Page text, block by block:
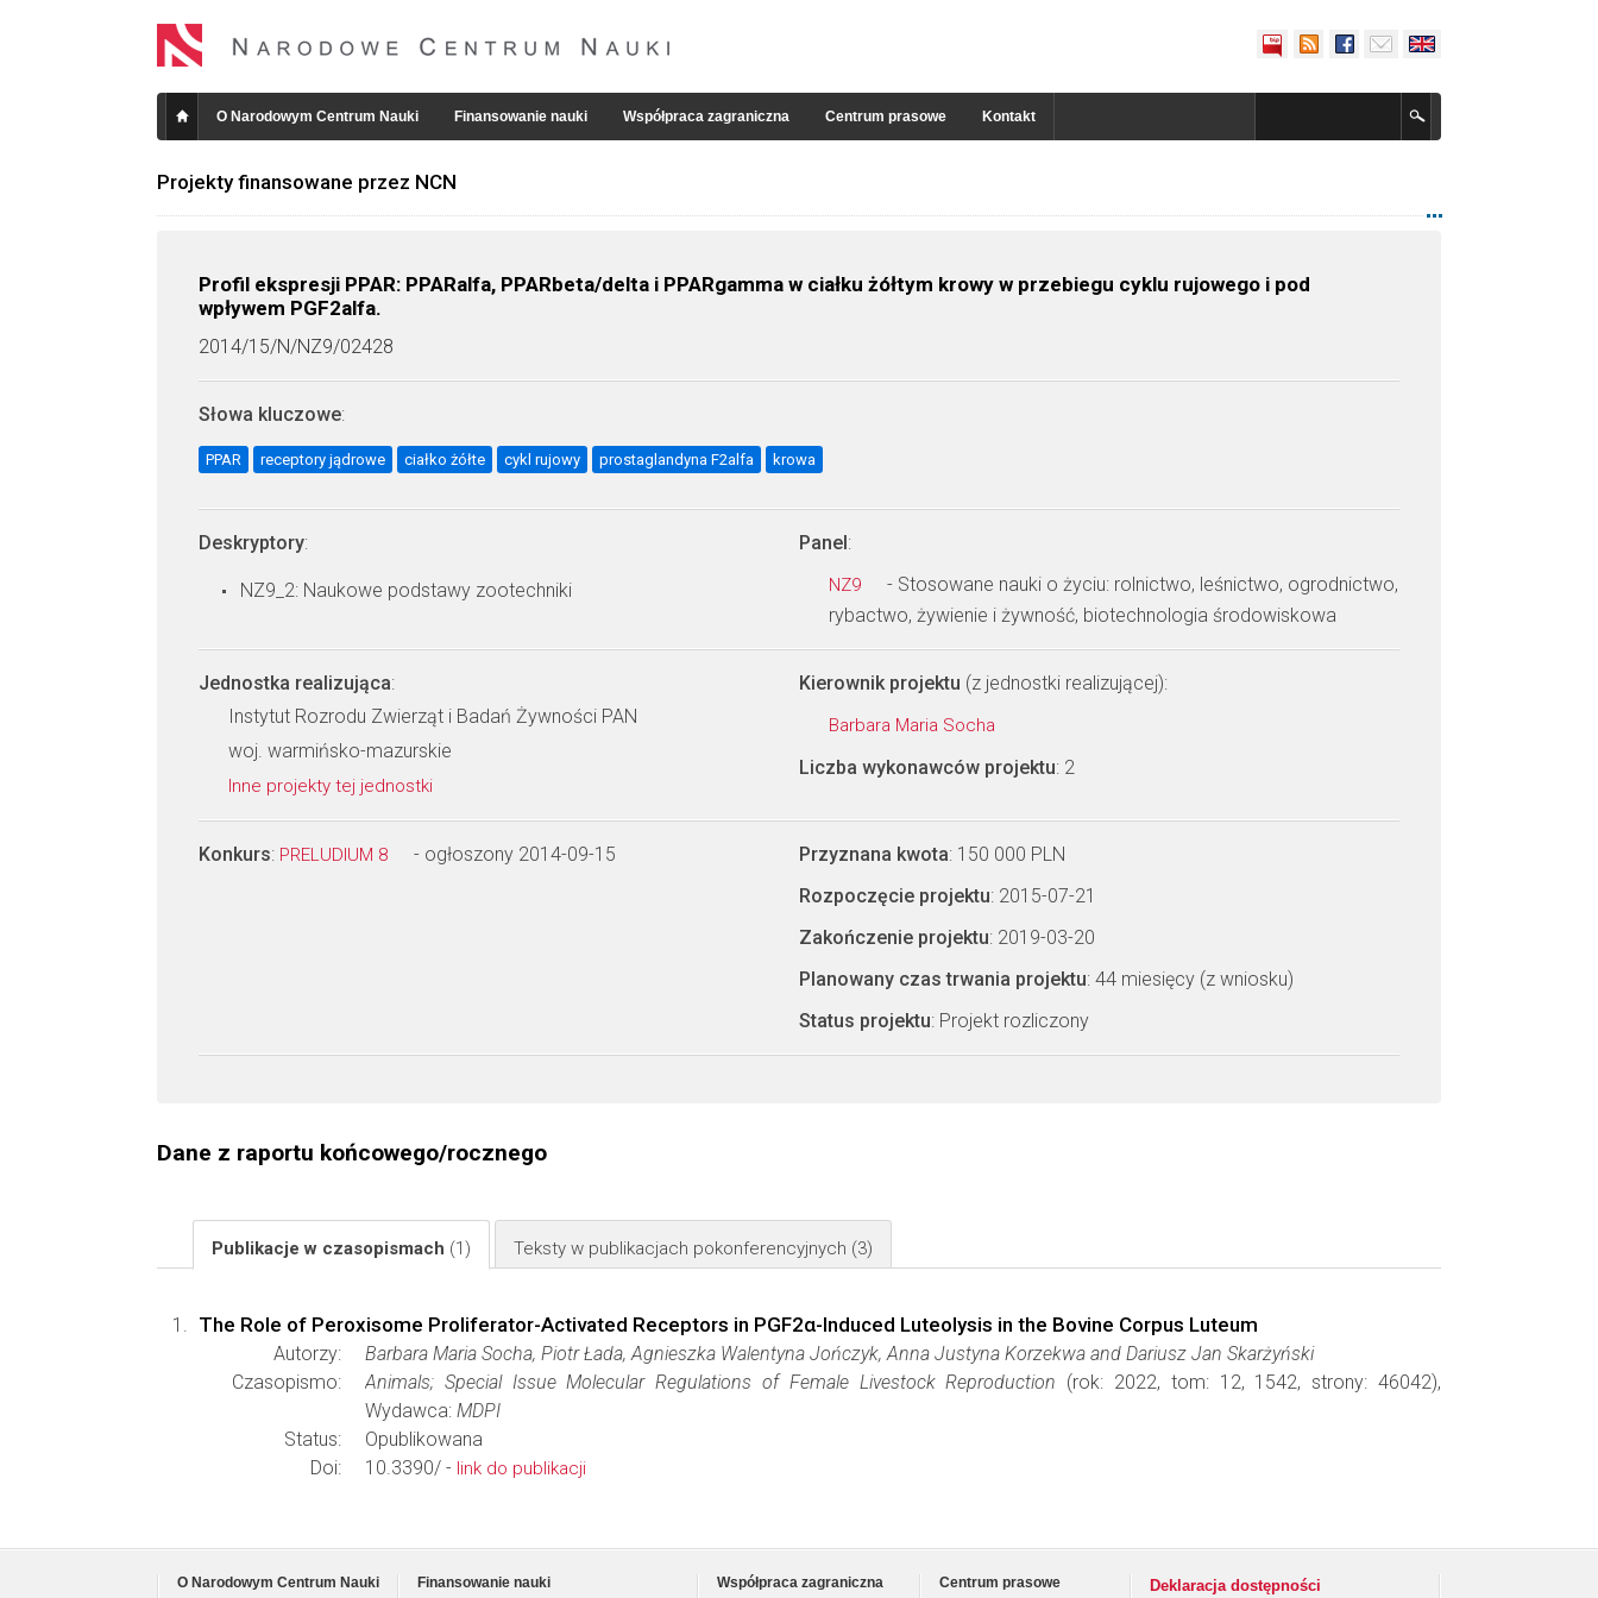
O Narodowym Centrum Nauki Finansowanie nauki Współpraca zagraniczna Centrum prasowe Kontakt
Projekty finansowane przez NCN
Profil ekspresji PPAR: PPARalfa, PPARbeta/delta i PPARgamma w ciałku żółtym krowy w przebiegu cyklu rujowego i pod
wpływem PGF2alfa.
2014/15/N/NZ9/02428
Słowa kluczowe:
PPAR receptory jądrowe ciałko żółte cykl rujowy prostaglandyna F2alfa krowa
Deskryptory:
NZ9_2: Naukowe podstawy zootechniki
Panel:
NZ9
- Stosowane nauki o życiu: rolnictwo, leśnictwo, ogrodnictwo,
rybactwo, żywienie i żywność, biotechnologia środowiskowa
Jednostka realizująca:
Instytut Rozrodu Zwierząt i Badań Żywności PAN
woj. warmińsko-mazurskie
Inne projekty tej jednostki
Kierownik projektu (z jednostki realizującej):
Barbara Maria Socha
Liczba wykonawców projektu: 2
Konkurs: PRELUDIUM 8 - ogłoszony 2014-09-15 Przyznana kwota: 150 000 PLN
Rozpoczęcie projektu: 2015-07-21
Zakończenie projektu: 2019-03-20
Planowany czas trwania projektu: 44 miesięcy (z wniosku)
Status projektu: Projekt rozliczony
Dane z raportu końcowego/rocznego
Publikacje w czasopismach (1) Teksty w publikacjach pokonferencyjnych (3)
The Role of Peroxisome Proliferator-Activated Receptors in PGF2α-Induced Luteolysis in the Bovine Corpus Luteum
Autorzy:
Barbara Maria Socha, Piotr Łada, Agnieszka Walentyna Jończyk, Anna Justyna Korzekwa and Dariusz Jan Skarżyński
Czasopismo:
Animals; Special Issue Molecular Regulations of Female Livestock Reproduction (rok: 2022, tom: 12, 1542, strony: 46042),
Wydawca: MDPI
Status:
Opublikowana
Doi:
10.3390/ - link do publikacji
O Narodowym Centrum Nauki Finansowanie nauki Współpraca zagraniczna Centrum prasowe Deklaracja dostępności